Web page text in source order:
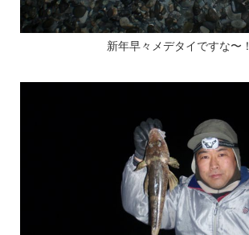
新年早々メデタイですな〜！